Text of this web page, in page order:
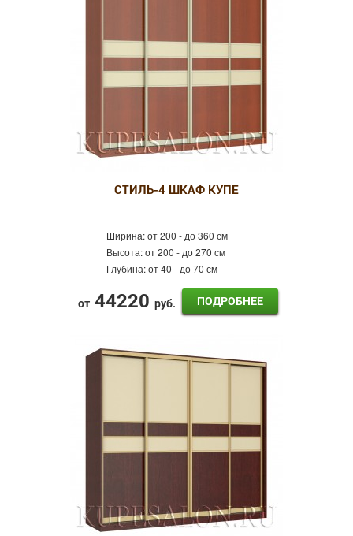
СТИЛЬ-4 ШКАФ КУПЕ
Ширина:от 200 - до 360 см
Высота:от 200 - до 270 см
Глубина:от 40 - до 70 см
от 44220 руб. ПОДРОБНЕЕ